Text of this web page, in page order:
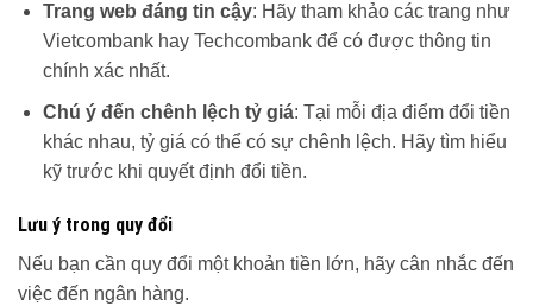
Trang web đáng tin cậy: Hãy tham khảo các trang như
Vietcombank hay Techcombank để có được thông tin
chính xác nhất.
Chú ý đến chênh lệch tỷ giá: Tại mỗi địa điểm đổi tiền
khác nhau, tỷ giá có thể có sự chênh lệch. Hãy tìm hiểu
kỹ trước khi quyết định đổi tiền.
Lưu ý trong quy đổi
Nếu bạn cần quy đổi một khoản tiền lớn, hãy cân nhắc đến
việc đến ngân hàng.